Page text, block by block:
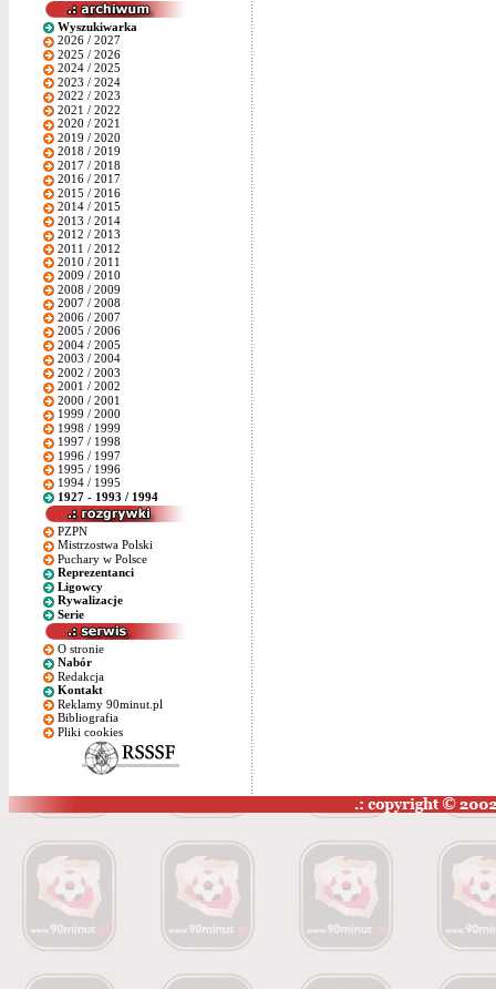
Wyszukiwarka
2026 / 2027
2025 / 2026
2024 / 2025
2023 / 2024
2022 / 2023
2021 / 2022
2020 / 2021
2019 / 2020
2018 / 2019
2017 / 2018
2016 / 2017
2015 / 2016
2014 / 2015
2013 / 2014
2012 / 2013
2011 / 2012
2010 / 2011
2009 / 2010
2008 / 2009
2007 / 2008
2006 / 2007
2005 / 2006
2004 / 2005
2003 / 2004
2002 / 2003
2001 / 2002
2000 / 2001
1999 / 2000
1998 / 1999
1997 / 1998
1996 / 1997
1995 / 1996
1994 / 1995
1927 - 1993 / 1994
PZPN
Mistrzostwa Polski
Puchary w Polsce
Reprezentanci
Ligowcy
Rywalizacje
Serie
O stronie
Nabór
Redakcja
Kontakt
Reklamy 90minut.pl
Bibliografia
Pliki cookies